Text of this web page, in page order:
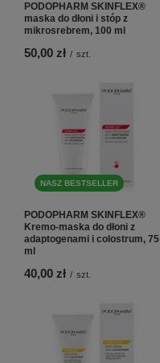
PODOPHARM SKINFLEX®
maska do dłoni i stóp z
mikrosrebrem, 100 ml
50,00 zł / szt.
NASZ BESTSELLER
PODOPHARM SKINFLEX®
Kremo-maska do dłoni z
adaptogenami i colostrum, 75
ml
40,00 zł / szt.